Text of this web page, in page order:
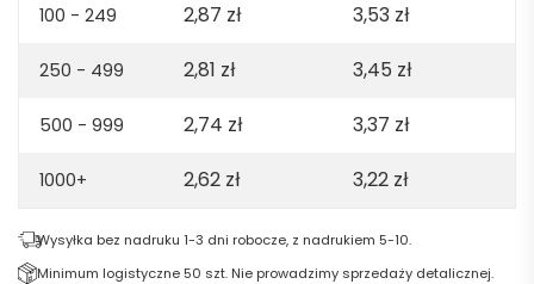
100 - 249 2,87 zł 3,53 zł
250 - 499 2,81 zł 3,45 zł
500 - 999 2,74 zł 3,37 zł
1000+ 2,62 zł 3,22 zł
Wysyłka bez nadruku 1-3 dni robocze, z nadrukiem 5-10.
Minimum logistyczne 50 szt. Nie prowadzimy sprzedaży detalicznej.